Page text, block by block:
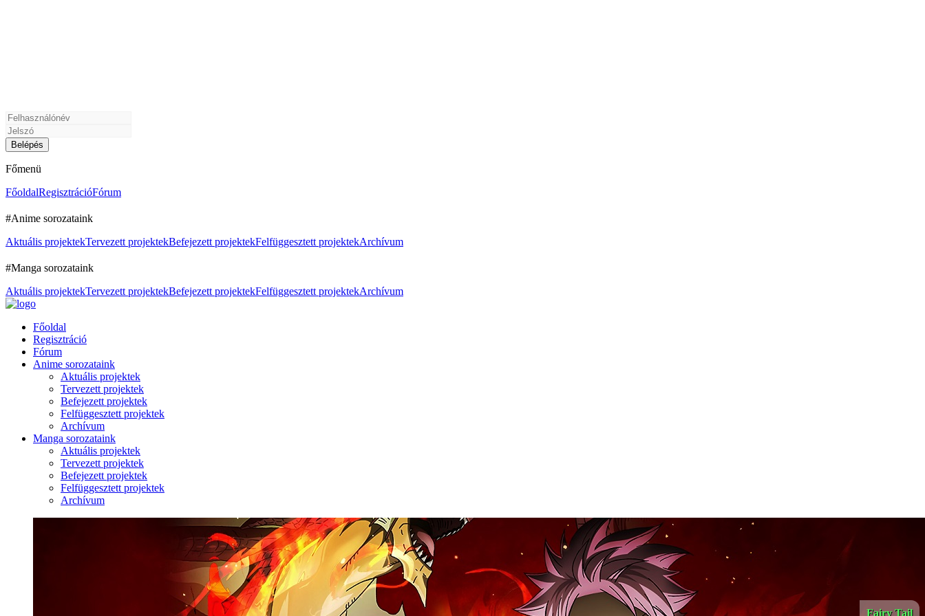
Főmenü
FőoldalRegisztrációFórum
#Anime sorozataink
Aktuális projektekTervezett projektekBefejezett projektekFelfüggesztett projektekArchívum
#Manga sorozataink
Aktuális projektekTervezett projektekBefejezett projektekFelfüggesztett projektekArchívum
Főoldal
Regisztráció
Fórum
Anime sorozataink
Aktuális projektek
Tervezett projektek
Befejezett projektek
Felfüggesztett projektek
Archívum
Manga sorozataink
Aktuális projektek
Tervezett projektek
Befejezett projektek
Felfüggesztett projektek
Archívum
Fairy Tail